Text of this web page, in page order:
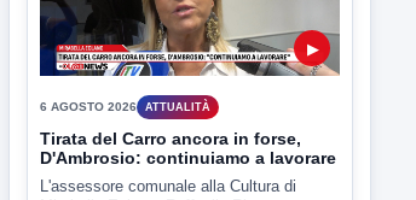
D'Ambrosio: continuiamo a lavorare
L'assessore comunale alla Cultura di
Mirabella Eclano, Raffaella Rita
D'Ambrosio,...